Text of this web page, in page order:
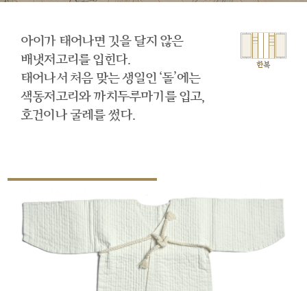
아이가 태어나면 깃을 달지 않은
배냇저고리를 입힌다.
태어나서 처음 맞는 생일인 ‘돌’에는
색동저고리와 까치두루마기를 입고,
호건이나 굴레를 썼다.
한복